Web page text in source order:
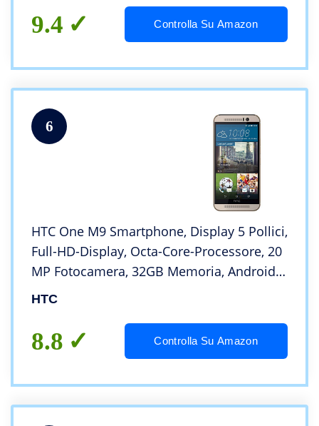
9.4 Controlla Su Amazon
6
HTC One M9 Smartphone, Display 5 Pollici,
Full-HD-Display, Octa-Core-Processore, 20
MP Fotocamera, 32GB Memoria, Android
5.0.2, Argento [Germania]
HTC
8.8 Controlla Su Amazon